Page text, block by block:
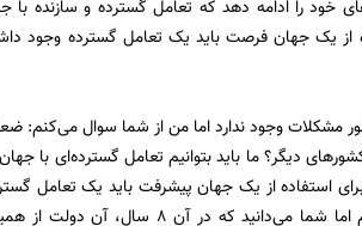
خود را ادامه دهد که تعامل گسترده و سازنده با
یک جهان فرصت باید یک تعامل گسترده وجود
مشکلات وجود ندارد اما من از شما سوال
دیگر؟ ما باید بتوانیم تعامل گسترده‌ای با
کشور داریم که می‌توانیم با آنها ارتباط